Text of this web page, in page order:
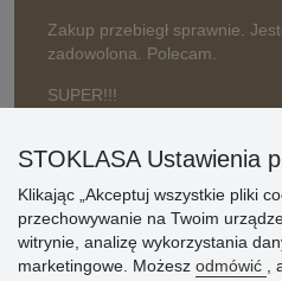
Zakup przebiegł sprawnie.
zadowolona. Polecam.
SUPER!!!
Aktualnie 1804 recenzji
* Nie weryfikujemy opinii
STOKLASA Ustawienia
Klikając „Akceptuj wszystkie pliki
przechowywanie na Twoim
witrynie, analizę wykorzystania
marketingowe. Możesz odmówić